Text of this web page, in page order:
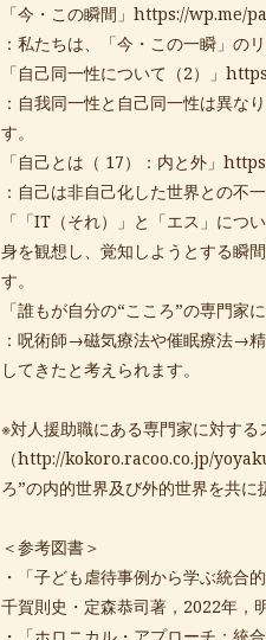
「今・この瞬間」 https://wp.me/
：私たちは、「今・この一瞬」の
「自己同一性について（2）」
：自我同一性と自己同一性は異な
す。
「自己とは（ 17）：内と外」
：自己は非自己化した世界との不
「「IT（それ）」と「エス」につ
身を観想し、覚知しようとする瞬
す。
「誰もが自分の“こころ”の専門家
：呪術師→磁気療法や催眠療法→
してきたと考えられます。
※対人援助職にある専門家に対す
（http://kokoro.racoo.co.jp/
ろ”の内的世界及び外的世界を共
＜参考図書＞
・「子ども虐待事例から学ぶ統合
千賀則史・定森恭司著，2022年，